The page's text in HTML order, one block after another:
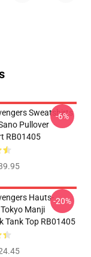
Sweatshirts
Pullover
RB01405
-6%
Hauts-
Manji
Tank Top RB01405
-20%